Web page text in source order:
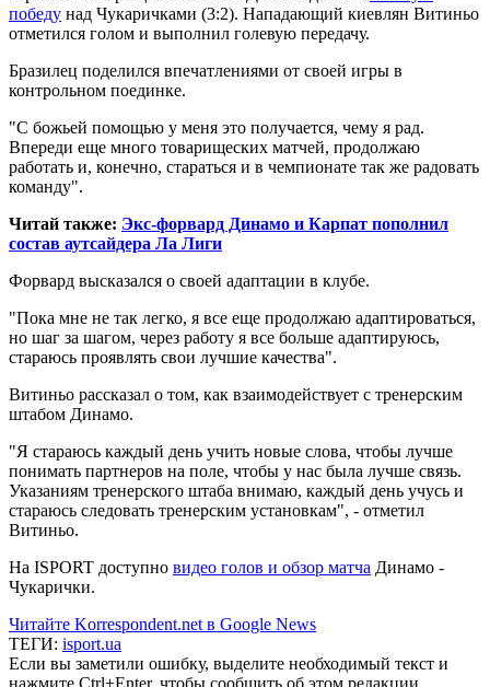
победу над Чукаричками (3:2). Нападающий киевлян Витиньо
отметился голом и выполнил голевую передачу.
Бразилец поделился впечатлениями от своей игры в
контрольном поединке.
"С божьей помощью у меня это получается, чему я рад.
Впереди еще много товарищеских матчей, продолжаю
работать и, конечно, стараться и в чемпионате так же радовать
команду".
Читай также: Экс-форвард Динамо и Карпат пополнил
состав аутсайдера Ла Лиги
Форвард высказался о своей адаптации в клубе.
"Пока мне не так легко, я все еще продолжаю адаптироваться,
но шаг за шагом, через работу я все больше адаптируюсь,
стараюсь проявлять свои лучшие качества".
Витиньо рассказал о том, как взаимодействует с тренерским
штабом Динамо.
"Я стараюсь каждый день учить новые слова, чтобы лучше
понимать партнеров на поле, чтобы у нас была лучше связь.
Указаниям тренерского штаба внимаю, каждый день учусь и
стараюсь следовать тренерским установкам", - отметил
Витиньо.
На ISPORT доступно видео голов и обзор матча Динамо -
Чукарички.
Читайте Korrespondent.net в Google News
ТЕГИ: isport.ua
Если вы заметили ошибку, выделите необходимый текст и
нажмите Ctrl+Enter, чтобы сообщить об этом редакции.